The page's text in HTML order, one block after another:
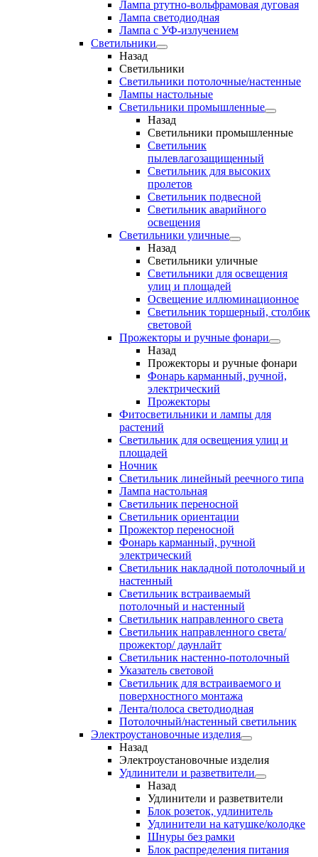
Лампа ртутно-вольфрамовая дуговая
Лампа светодиодная
Лампа с УФ-излучением
Светильники
Назад
Светильники
Светильники потолочные/настенные
Лампы настольные
Светильники промышленные
Назад
Светильники промышленные
Светильник
пылевлагозащищенный
Светильник для высоких
пролетов
Светильник подвесной
Светильник аварийного
освещения
Светильники уличные
Назад
Светильники уличные
Светильники для освещения
улиц и площадей
Освещение иллюминационное
Светильник торшерный, столбик
световой
Прожекторы и ручные фонари
Назад
Прожекторы и ручные фонари
Фонарь карманный, ручной,
электрический
Прожекторы
Фитосветильники и лампы для
растений
Светильник для освещения улиц и
площадей
Ночник
Светильник линейный реечного типа
Лампа настольная
Светильник переносной
Светильник ориентации
Прожектор переносной
Фонарь карманный, ручной
электрический
Светильник накладной потолочный и
настенный
Светильник встраиваемый
потолочный и настенный
Светильник направленного света
Светильник направленного света/
прожектор/ даунлайт
Светильник настенно-потолочный
Указатель световой
Светильник для встраиваемого и
поверхностного монтажа
Лента/полоса светодиодная
Потолочный/настенный светильник
Электроустановочные изделия
Назад
Электроустановочные изделия
Удлинители и разветвители
Назад
Удлинители и разветвители
Блок розеток, удлинитель
Удлинители на катушке/колодке
Шнуры без рамки
Блок распределения питания